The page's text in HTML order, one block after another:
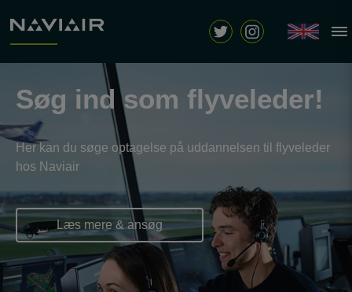
Søg ind som flyveleder!
Her kan du søge optagelse på uddannelsen til flyveleder
hos Naviair
Læs mere & ansøg